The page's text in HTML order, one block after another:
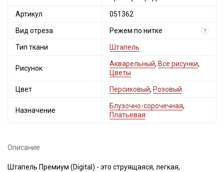
Артикул 051362
Вид отреза Режем по нитке ?
Тип ткани Штапель
Рисунок
Акварельный, Все рисунки,
Цветы
Цвет Персиковый, Розовый
Назначение
Блузочно-сорочечная,
Платьевая
Описание
Штапель Премиум (Digital) - это струящаяся, легкая,